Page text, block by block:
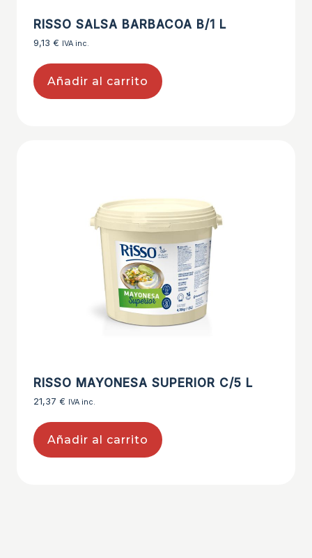
RISSO SALSA BARBACOA B/1 L
9,13 € IVA inc.
Añadir al carrito
RISSO MAYONESA SUPERIOR C/5 L
21,37 € IVA inc.
Añadir al carrito